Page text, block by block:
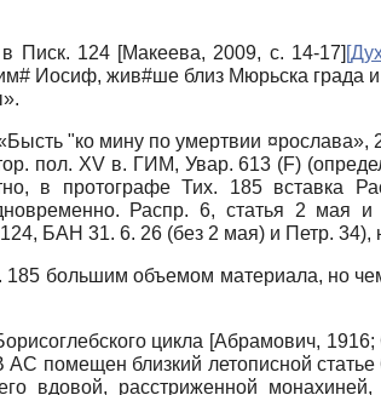
Писк. 124 [Макеева, 2009, с. 14-17] [
Иосиф, жив#ше близ Мюрьска града
"ко мину по умертвии
пол. XV в. ГИМ, Увар. 613 (F)
в протографе Тих. 185 вставка
Распр. 6, статья 2 мая
БАН 31. 6. 26 (без 2 мая) и Петр.
185 большим объемом материала, но
цикла [Абрамович, 1916;
помещен близкий летописной
вдовой, расстриженной